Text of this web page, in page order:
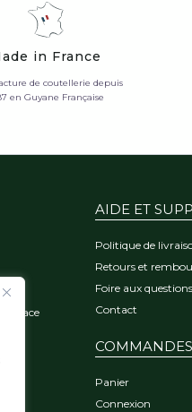
in France
de coutellerie depuis
en Guyane Française
AIDE ET
Politique de
Retours et
Foire aux questions
Contact
COMMANDES
Panier
Connexion